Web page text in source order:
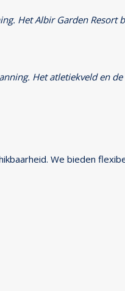
Het Albir Garden Resort
Het atletiekveld en
We bieden